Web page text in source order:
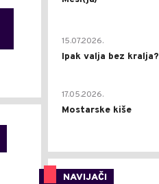
15.07.2026.
Ipak valja bez kralja?
17.05.2026.
Mostarske kiše
NAVIJAČI